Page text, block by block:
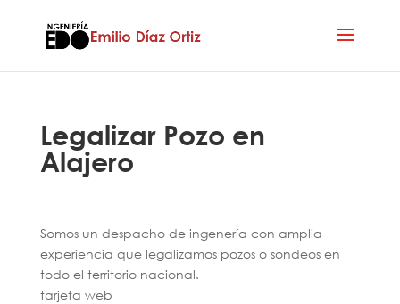
Legalizar Pozo en
Alajero
Somos un despacho de ingenería con amplia
experiencia que legalizamos pozos o sondeos en
todo el territorio nacional.
tarjeta web